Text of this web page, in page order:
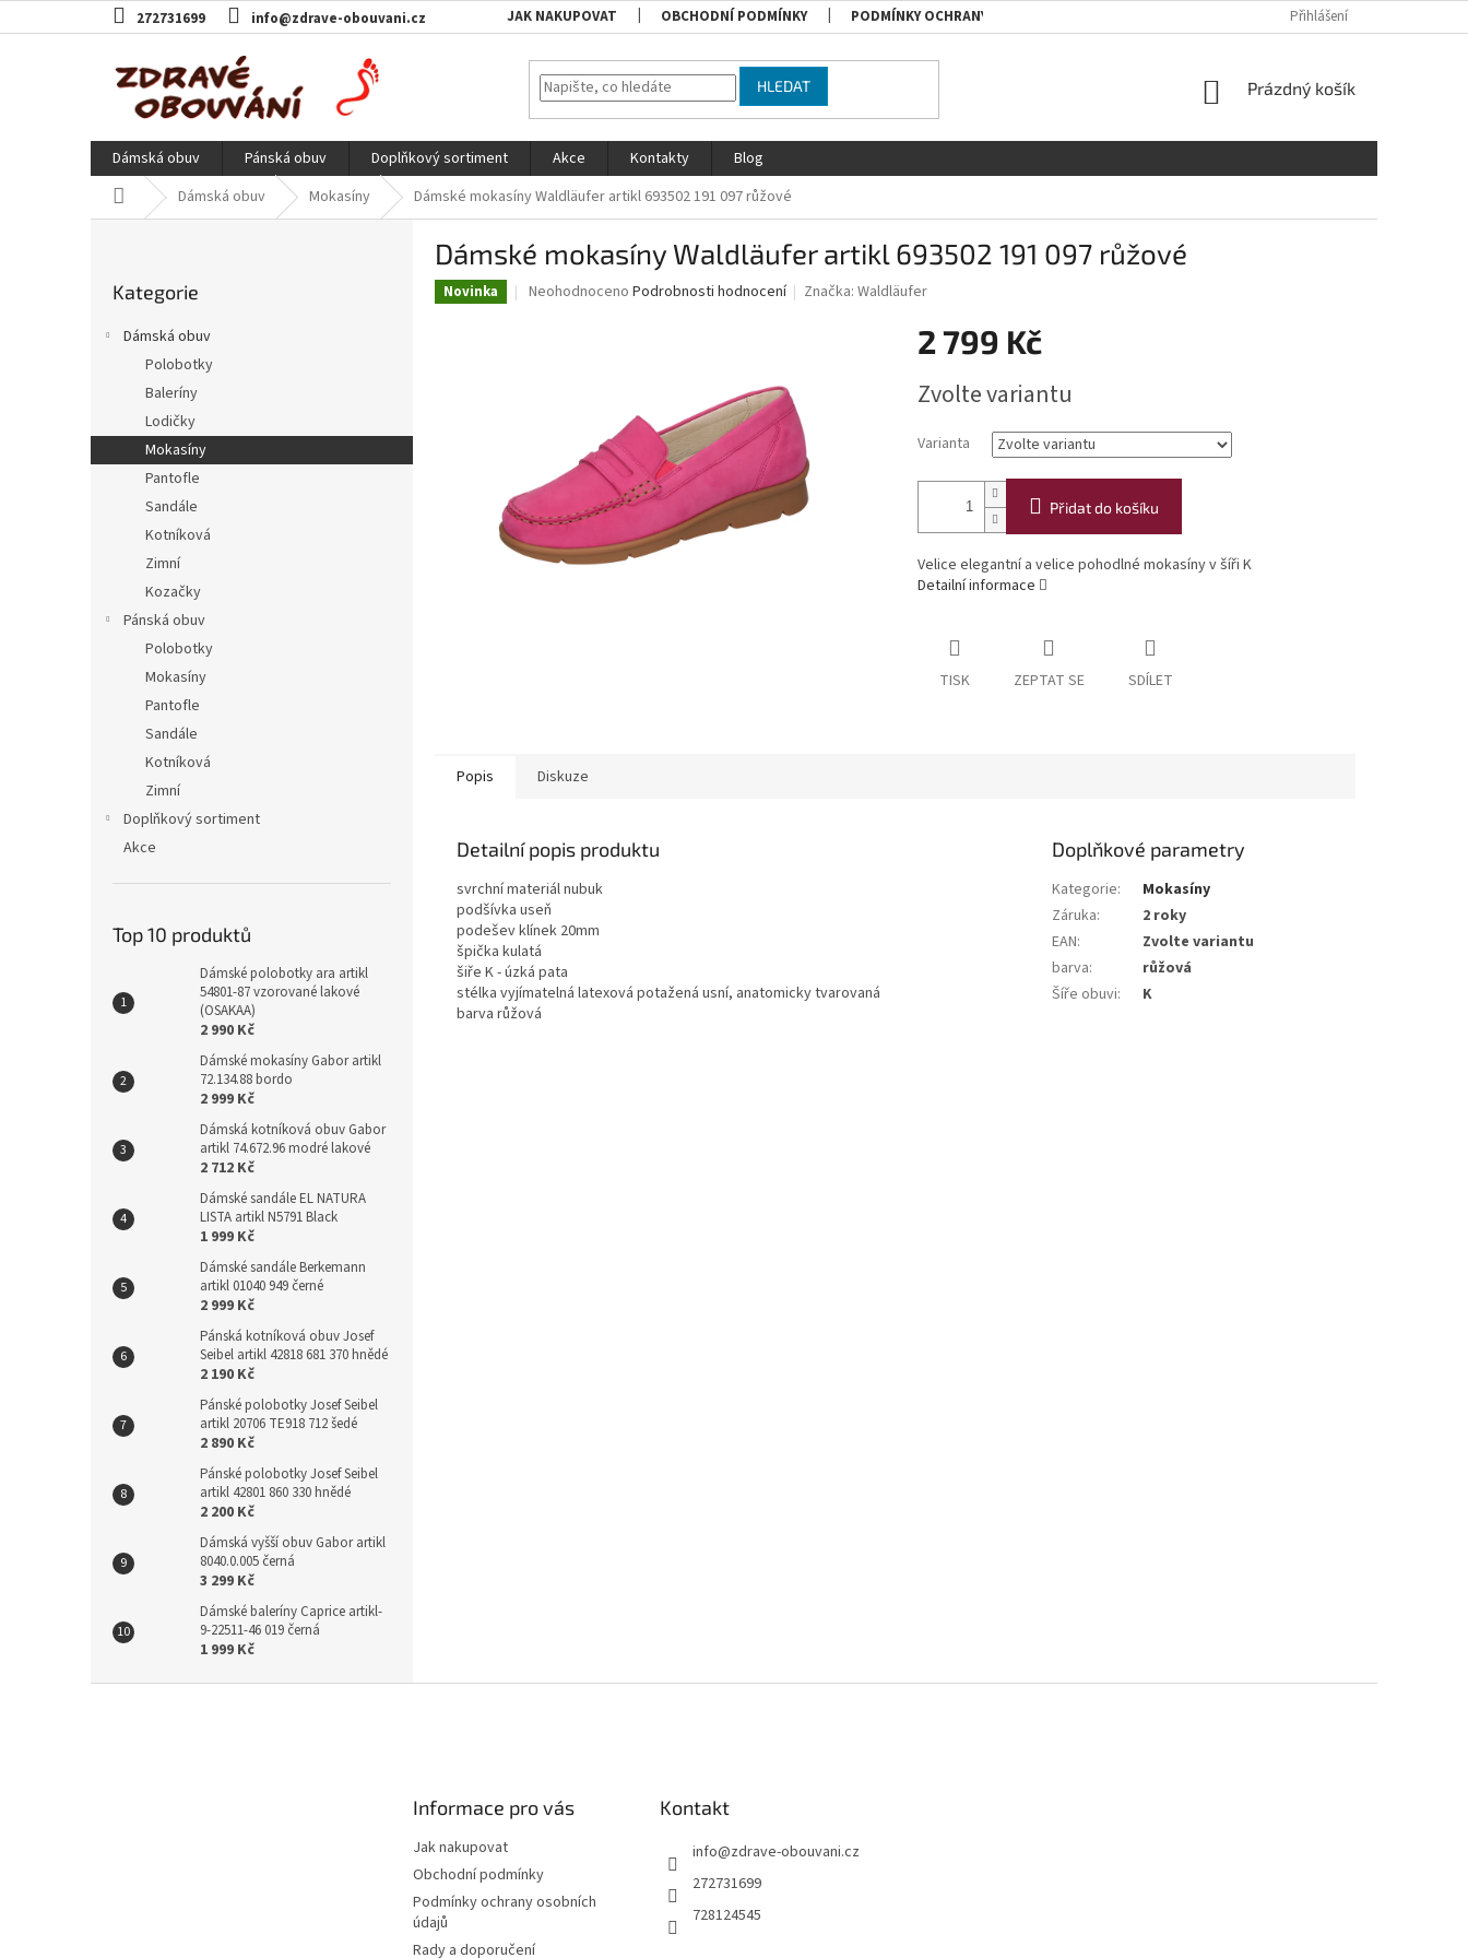
na
272731699 info@zdrave-obouvani.cz JAK NAKUPOVAT OBCHODNÍ PODMÍNKY PODMÍNKY OCHRANY OSOBNÍCH ÚDAJŮ RADY A DOPORUČENÍ TABULKA
Přihlášení
HLEDAT
NÁKUPNÍ
Prázdný košík
Dámská obuv Pánská obuv Doplňkový sortiment Akce Kontakty
Blog
Domů Dámská obuv Mokasíny Dámské mokasíny Waldläufer artikl 693502 191 097 růžové
a
kategorie
Kategorie
Dámská obuv
Polobotky
Baleríny
Lodičky
Mokasíny
Pantofle
Sandále
Kotníková
Zimní
Kozačky
Pánská obuv
Polobotky
Mokasíny
Pantofle
Sandále
Kotníková
Zimní
Doplňkový sortiment
Akce
Top 10 produktů
Dámské polobotky ara artikl
54801-87 vzorované lakové
(OSAKAA)
2 990 Kč
Dámské mokasíny Gabor artikl
72.134.88 bordo
2 999 Kč
Dámská kotníková obuv Gabor
artikl 74.672.96 modré lakové
2 712 Kč
Dámské sandále EL NATURA
LISTA artikl N5791 Black
1 999 Kč
Dámské sandále Berkemann
artikl 01040 949 černé
2 999 Kč
Pánská kotníková obuv Josef
Seibel artikl 42818 681 370 hnědé
2 190 Kč
Pánské polobotky Josef Seibel
artikl 20706 TE918 712 šedé
2 890 Kč
Pánské polobotky Josef Seibel
artikl 42801 860 330 hnědé
2 200 Kč
Dámská vyšší obuv Gabor artikl
8040.0.005 černá
3 299 Kč
Dámské baleríny Caprice artikl-
9-22511-46 019 černá
1 999 Kč
Dámské mokasíny Waldläufer artikl 693502 191 097 růžové
Novinka
Průměrné
Neohodnoceno Podrobnosti hodnocení Značka:Waldläufer
2 799 Kč
cena:
Zvolte variantu
Varianta
Přidat do košíku
Velice elegantní a velice pohodlné mokasíny v šíři K
Detailní informace
TISK ZEPTAT SE SDÍLET
Popis Diskuze
Detailní popis produktu
svrchní materiál nubuk
podšívka useň
podešev klínek 20mm
špička kulatá
šiře K - úzká pata
stélka vyjímatelná latexová potažená usní, anatomicky tvarovaná
barva růžová
Doplňkové parametry
Kategorie:
Mokasíny
Záruka:
2 roky
EAN:
Zvolte variantu
barva:
růžová
Šíře obuvi: K
Informace pro vás
Jak nakupovat
Obchodní podmínky
Podmínky ochrany osobních
údajů
Rady a doporučení
Kontakt
info@zdrave-obouvani.cz
272731699
728124545